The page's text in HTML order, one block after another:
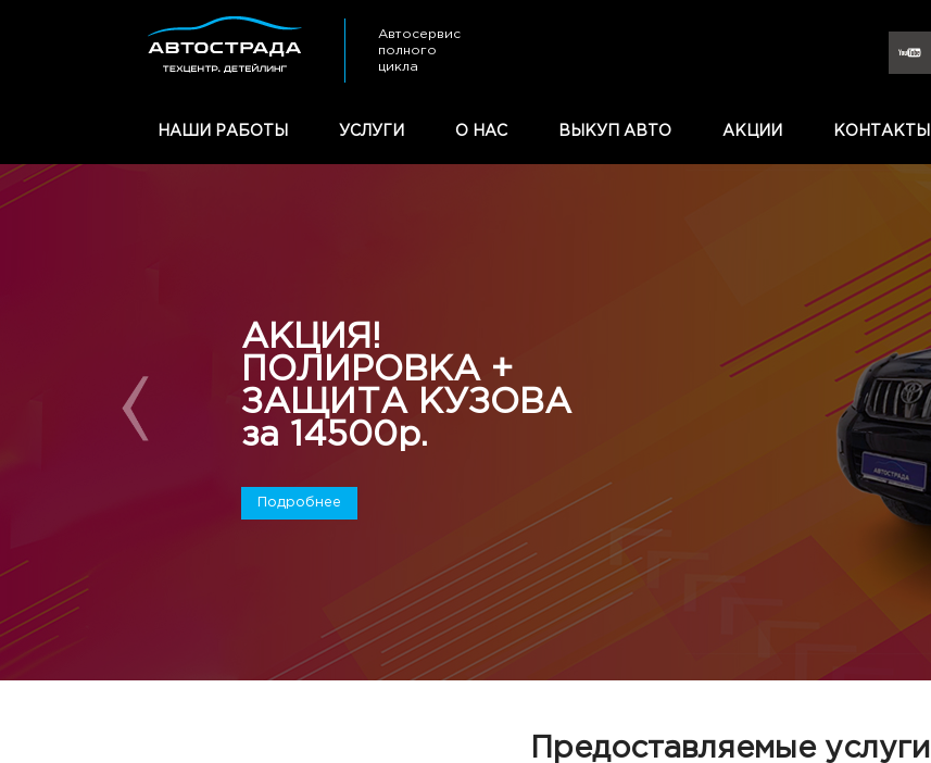
Автосервис
полного
цикла
НАШИ РАБОТЫ УСЛУГИ О НАС ВЫКУП АВТО АКЦИИ КОНТАКТЫ
АКЦИЯ!
ПОЛИРОВКА +
ЗАЩИТА КУЗОВА
за 14500р.
Подробнее
Предоставляемые услуги